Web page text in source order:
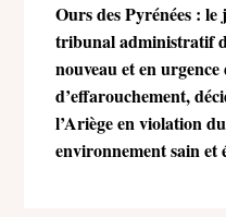
Ours des Pyrénées :
tribunal administratif
nouveau et en urgence
d’effarouchement,
l’Ariège en violation
environnement sain